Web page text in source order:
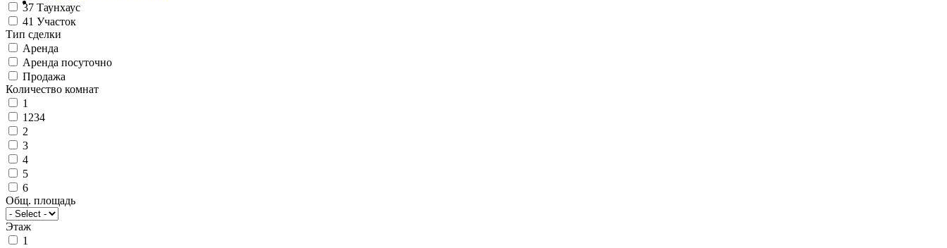
37 Таунхаус
41 Участок
Тип сделки
Аренда
Аренда посуточно
Продажа
Количество комнат
1
1234
2
3
4
5
6
Общ. площадь
Этаж
1